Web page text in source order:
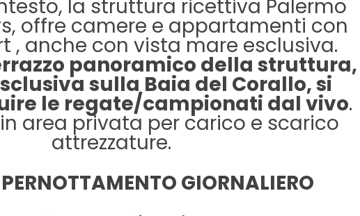
la struttura ricettiva Palermo
offre camere e appartamenti con
, anche con vista mare esclusiva.
panoramico della struttura,
sulla Baia del Corallo, si
le regate/campionati dal vivo.
area privata per carico e scarico
attrezzature.
GIORNALIERO